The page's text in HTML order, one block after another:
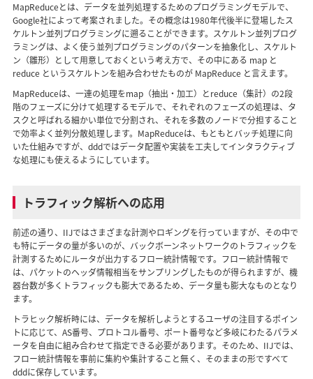
MapReduceとは、データを並列処理するためのプログラミングモデルで、
Google社によって考案されました。その概念は1980年代後半に登場したス
ケルトン並列プログラミングに遡ることができます。スケルトン並列プログ
ラミングは、よく使う並列プログラミングのパターンを抽象化し、スケルト
ン（雛形）として用意しておくという考え方で、その中にある map と
reduce というスケルトンを組み合わせたものが MapReduce と言えます。
MapReduceは、一連の処理をmap（抽出・加工）とreduce（集計）の2段
階のフェーズに分けて処理するモデルで、それぞれのフェーズの処理は、タ
スクと呼ばれる細かい単位で分割され、それを多数のノードで分担すること
で効率よく並列分散処理します。MapReduceは、もともとバッチ処理に向
いた仕組みですが、dddではデータ配置や実装を工夫してインタラクティブ
な処理にも使えるようにしています。
トラフィック解析への応用
前述の通り、IIJではさまざまな計測やロギングを行っていますが、その中で
も特にデータの量が多いのが、バックボーンネットワークのトラフィックを
計測するためにルータが出力するフロー統計情報です。フロー統計情報で
は、パケットのヘッダ情報相当をサンプリングしたものが得られますが、機
器台数が多くトラフィックも膨大であるため、データ量も膨大なものとなり
ます。
トラヒック解析時には、データを解析しようとするユーザの注目するポイン
トに応じて、AS番号、プロトコル番号、ポート番号など多岐にわたるパラメ
ータを自由に組み合わせて指定できる必要があります。そのため、IIJでは、
フロー統計情報を事前に集約や集計すること無く、そのままの形ですべて
dddに保存しています。